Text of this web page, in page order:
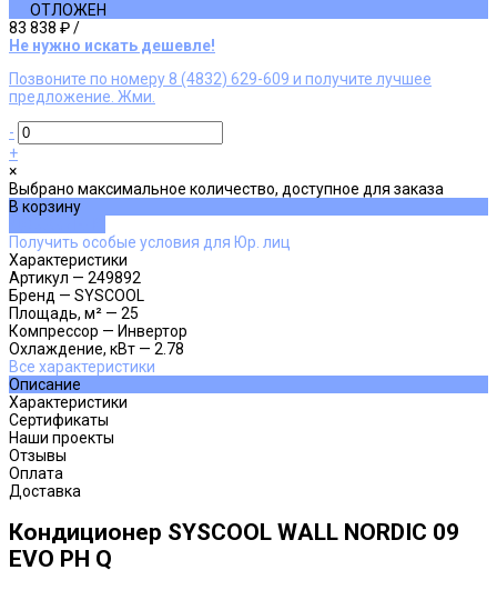
ОТЛОЖЕН
83 838 ₽/
Не нужно искать дешевле!
Позвоните по номеру 8 (4832) 629-609 и получите лучшее
предложение. Жми.
-
+
×
Выбрано максимальное количество, доступное для заказа
В корзину
Получить особые условия для Юр. лиц
Характеристики
Артикул — 249892
Бренд — SYSCOOL
Площадь, м² — 25
Компрессор — Инвертор
Охлаждение, кВт — 2.78
Все характеристики
Описание
Характеристики
Сертификаты
Наши проекты
Отзывы
Оплата
Доставка
Кондиционер SYSCOOL WALL NORDIC 09
EVO PH Q